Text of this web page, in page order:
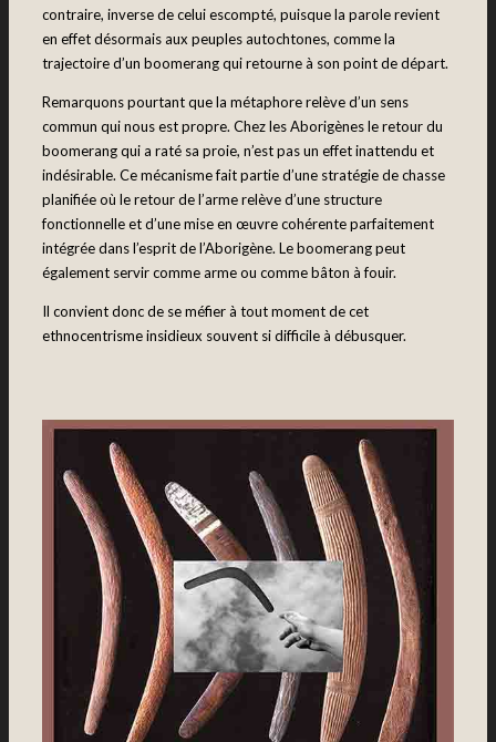
contraire, inverse de celui escompté, puisque la parole revient
en effet désormais aux peuples autochtones, comme la
trajectoire d’un boomerang qui retourne à son point de départ.
Remarquons pourtant que la métaphore relève d’un sens
commun qui nous est propre. Chez les Aborigènes le retour du
boomerang qui a raté sa proie, n’est pas un effet inattendu et
indésirable. Ce mécanisme fait partie d’une stratégie de chasse
planifiée où le retour de l’arme relève d’une structure
fonctionnelle et d’une mise en œuvre cohérente parfaitement
intégrée dans l’esprit de l’Aborigène. Le boomerang peut
également servir comme arme ou comme bâton à fouir.
Il convient donc de se méfier à tout moment de cet
ethnocentrisme insidieux souvent si difficile à débusquer.